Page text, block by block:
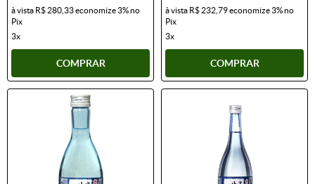
à vista R$ 280,33economize3%no
Pix
3x
COMPRAR
à vista R$ 232,79economize3%no
Pix
3x
COMPRAR